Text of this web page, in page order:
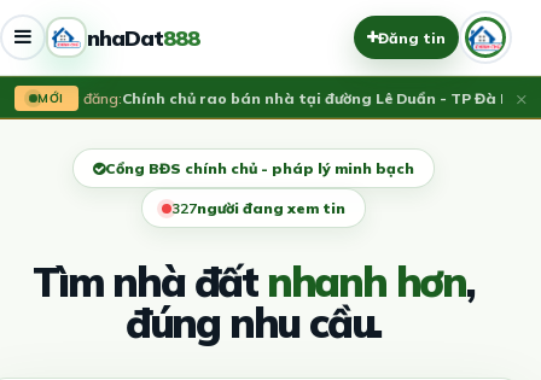
nhaDat888 Đăng tin
MỚI
Vừa đăng:Chính chủ rao bán nhà tại đường Lê Duẩn - TP Đà Nẵng;
×
Cổng BĐS chính chủ - pháp lý minh bạch
327người đang xem tin
Tìm nhà đấtnhanh hơn,
đúng nhu cầu.